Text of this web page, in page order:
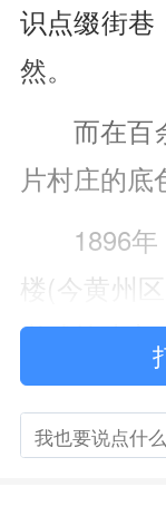
识点缀街巷
然。
而在百
片村庄的底
1896
楼(今黄州
必武等建立
年参加中共
始人之一